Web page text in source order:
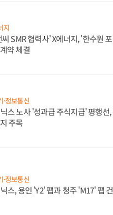
지
SMR 협력사' X에너지, '한수원
약 체결
·정보통신
스 노사 '성과급 주식지급' 평행
주목
·정보통신
스, 용인 'Y2' 팹과 청주 'M17' 팹